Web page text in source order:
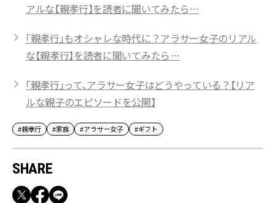
アルな【親孝行】を読者に聞いてみたら…
「親孝行」もオシャレな時代に？アラサー女子のリアル
な【親孝行】を読者に聞いてみたら…
「親孝行」って、アラサー女子はどうやっている？【リア
ルな親子のエピソードを公開】
#親孝行 #家族 #アラサー女子 #ギフト
SHARE